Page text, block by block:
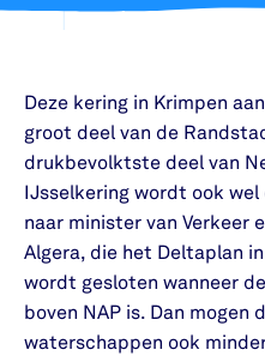
Deze kering in Krimpen
groot deel van de
drukbevolktste deel van
IJsselkering wordt ook
naar minister van Verkeer
Algera, die het Deltaplan
wordt gesloten wanneer
boven NAP is. Dan mogen
waterschappen ook